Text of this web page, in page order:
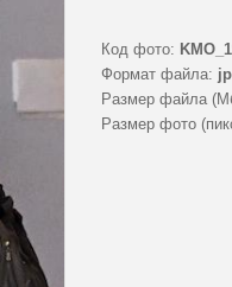
Код фото:
Формат файла:
Размер файла
Размер фото